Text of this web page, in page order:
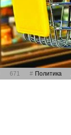
671 Политика